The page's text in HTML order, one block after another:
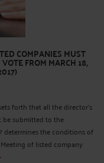
COMPANIES MUST
FROM MARCH 18,
forth that all the director’s
be submitted to the
determines the conditions of
of listed company